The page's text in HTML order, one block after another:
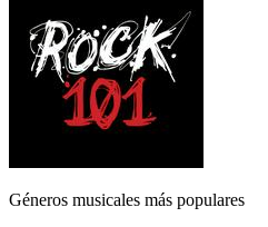
Géneros musicales más populares